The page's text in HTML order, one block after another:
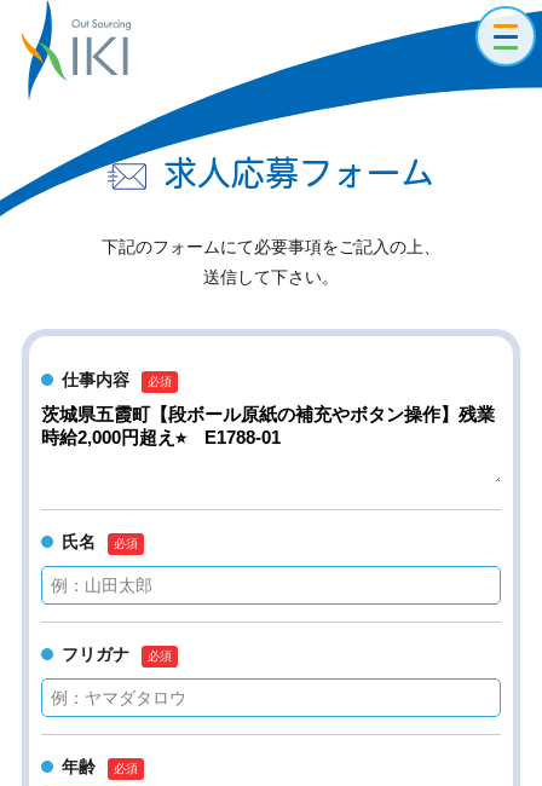
求人応募フォーム
下記のフォームにて必要事項をご記入の上、
送信して下さい。
仕事内容
氏名
フリガナ
年齢